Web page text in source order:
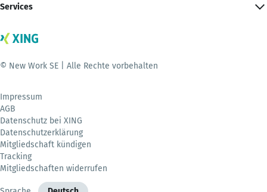
Services
© New Work SE | Alle Rechte vorbehalten
Impressum
AGB
Datenschutz bei XING
Datenschutzerklärung
Mitgliedschaft kündigen
Tracking
Mitgliedschaften widerrufen